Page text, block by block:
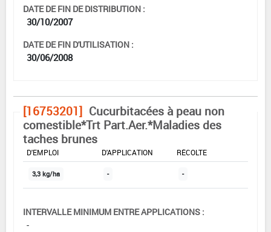
DATE DE FIN DE DISTRIBUTION :
30/10/2007
DATE DE FIN D'UTILISATION :
30/06/2008
[16753201] Cucurbitacées à peau non
comestible*Trt Part.Aer.*Maladies des
taches brunes
DOSE MAX
D'EMPLOI
D'APPLICATION
RÉCOLTE
3,3 kg/ha - -
INTERVALLE MINIMUM ENTRE APPLICATIONS :
-